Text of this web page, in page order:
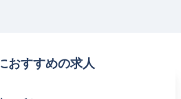
おすすめの求人